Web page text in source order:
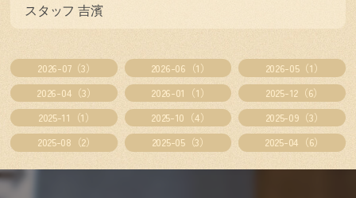
スタッフ 吉濱
2026-07（3） 2026-06（1）
2026-05（1）
2026-04（3）
2026-01（1）
2025-12（6）
2025-11（1）
2025-10（4）
2025-09（3）
2025-08（2）
2025-05（3） 2025-04（6）